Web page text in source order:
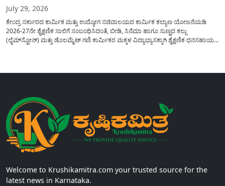
July 29, 2026
ಕೇಂದ್ರ ಸರ್ಕಾರದ ಕಾರ್ಮಿಕ ಮತ್ತು ಉದ್ಯೋಗ ಸಚಿವಾಲಯದ ಕಾರ್ಮಿಕ ಕಲ್ಯಾಣ ಯೋಜನೆಯಡಿ
2026-27ನೇ ಶೈಕ್ಷಣಿಕ ಸಾಲಿಗೆ ಸಂಬಂಧಿಸಿದಂತೆ, ಬೀಡಿ, ಸಿನೆಮಾ ಹಾಗೂ ಸುಣ್ಣದ ಕಲ್ಲು
(ಲೈಮ್‍ಸ್ಟೋನ್) ಮತ್ತು ಡೊಲಮೈಟ್ ಗಣಿ ಕಾರ್ಮಿಕರ ಮಕ್ಕಳ ವಿದ್ಯಾಭ್ಯಾಸಕ್ಕಾಗಿ ಶೈಕ್ಷಣಿಕ ಧನಸಹಾಯ/
Welcome to Krushikamitra.com your trusted source for the
latest news in Karnataka.